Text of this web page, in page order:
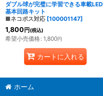
ダブル球が完璧に学習できる車載LED
基本回路キット
■ネコポス対応 [100001147]
1,800 円 (税込)
希望小売価格: 1,800円
カートに入れる
ホーム